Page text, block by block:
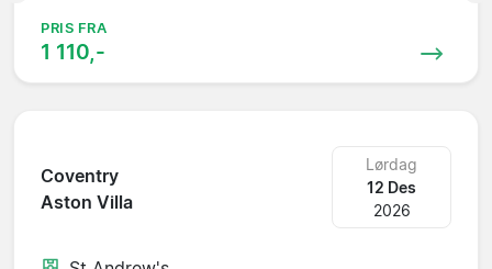
PRIS FRA
1 110,-
Coventry
Aston Villa
Lørdag
12 Des
2026